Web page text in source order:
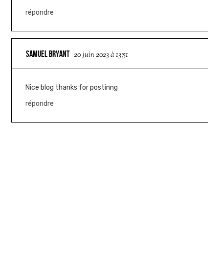
répondre
SAMUEL BRYANT 20 juin 2023 à 13:51
Nice blog thanks for postinng
répondre